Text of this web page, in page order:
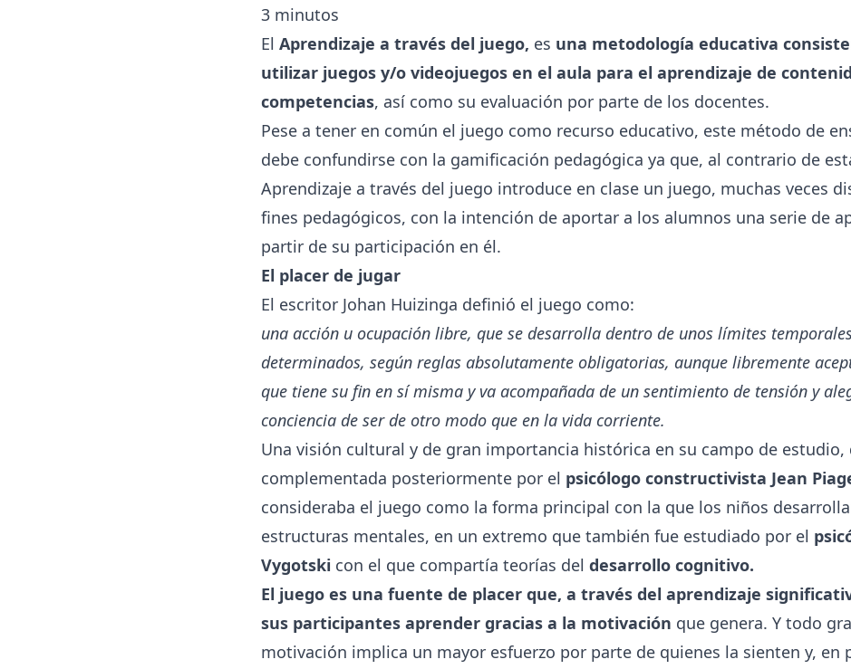
3 minutos
El Aprendizaje a través del juego, es una metodología educativa
utilizar juegos y/o videojuegos en el aula para el aprendizaje de
competencias, así como su evaluación por parte de los docentes.
Pese a tener en común el juego como recurso educativo, este método de
debe confundirse con la gamificación pedagógica ya que, al contrario de
Aprendizaje a través del juego introduce en clase un juego, muchas veces
fines pedagógicos, con la intención de aportar a los alumnos una serie de
partir de su participación en él.
El placer de jugar
El escritor Johan Huizinga definió el juego como:
una acción u ocupación libre, que se desarrolla dentro de unos límites
determinados, según reglas absolutamente obligatorias, aunque libremente
que tiene su fin en sí misma y va acompañada de un sentimiento de tensión y
conciencia de ser de otro modo que en la vida corriente.
Una visión cultural y de gran importancia histórica en su campo de estudio,
complementada posteriormente por el psicólogo constructivista Jean
consideraba el juego como la forma principal con la que los niños
estructuras mentales, en un extremo que también fue estudiado por el
Vygotski con el que compartía teorías del desarrollo cognitivo.
El juego es una fuente de placer que, a través del aprendizaje
sus participantes aprender gracias a la motivación que genera. Y todo
motivación implica un mayor esfuerzo por parte de quienes la sienten y, en